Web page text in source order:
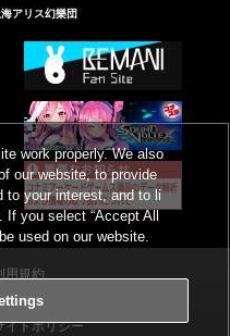
アリス幻樂団
用規約
部送信について
イトポリシー
work properly. We also
our website, to provide
to your interest, and to li
you select “Accept All
used on our website.